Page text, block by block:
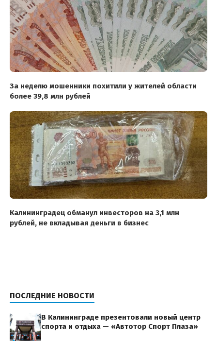
За неделю мошенники похитили у жителей области
более 39,8 млн рублей
Калининградец обманул инвесторов на 3,1 млн
рублей, не вкладывая деньги в бизнес
ПОСЛЕДНИЕ НОВОСТИ
В Калининграде презентовали новый центр
спорта и отдыха — «Автотор Спорт Плаза»